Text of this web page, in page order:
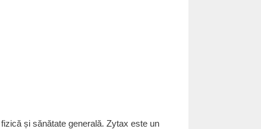
și sănătate generală. Zytax este un